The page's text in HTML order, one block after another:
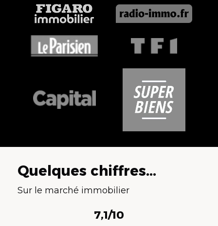
Quelques chiffres...
Sur le marché immobilier
7,1/10